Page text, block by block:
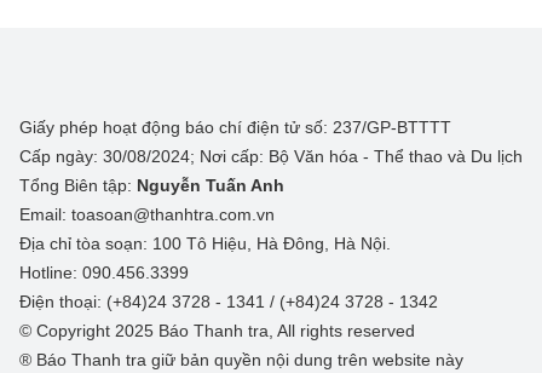
Giấy phép hoạt động báo chí điện tử số: 237/GP-BTTTT
Cấp ngày: 30/08/2024; Nơi cấp: Bộ Văn hóa - Thể thao và Du lịch
Tổng Biên tập: Nguyễn Tuấn Anh
Email: toasoan@thanhtra.com.vn
Địa chỉ tòa soạn: 100 Tô Hiệu, Hà Đông, Hà Nội.
Hotline: 090.456.3399
Điện thoại: (+84)24 3728 - 1341 / (+84)24 3728 - 1342
© Copyright 2025 Báo Thanh tra, All rights reserved
® Báo Thanh tra giữ bản quyền nội dung trên website này